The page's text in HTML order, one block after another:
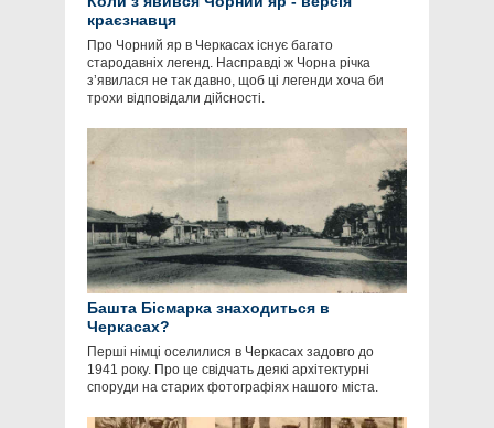
краєзнавця
Про Чорний яр в Черкасах існує багато
стародавніх легенд. Насправді ж Чорна річка
з’явилася не так давно, щоб ці легенди хоча би
трохи відповідали дійсності.
Башта Бісмарка знаходиться в
Черкасах?
Перші німці оселилися в Черкасах задовго до
1941 року. Про це свідчать деякі архітектурні
споруди на старих фотографіях нашого міста.